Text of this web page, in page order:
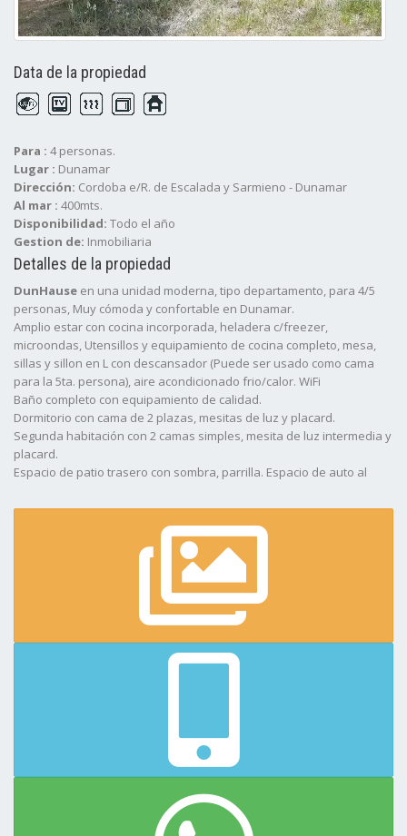
Data de la propiedad
Para : 4 personas.
Lugar : Dunamar
Dirección: Cordoba e/R. de Escalada y Sarmieno - Dunamar
Al mar : 400mts.
Disponibilidad: Todo el año
Gestion de: Inmobiliaria
Detalles de la propiedad
DunHause en una unidad moderna, tipo departamento, para 4/5
personas, Muy cómoda y confortable en Dunamar.
Amplio estar con cocina incorporada, heladera c/freezer,
microondas, Utensillos y equipamiento de cocina completo, mesa,
sillas y sillon en L con descansador (Puede ser usado como cama
para la 5ta. persona), aire acondicionado frio/calor. WiFi
Baño completo con equipamiento de calidad.
Dormitorio con cama de 2 plazas, mesitas de luz y placard.
Segunda habitación con 2 camas simples, mesita de luz intermedia y
placard.
Espacio de patio trasero con sombra, parrilla. Espacio de auto al